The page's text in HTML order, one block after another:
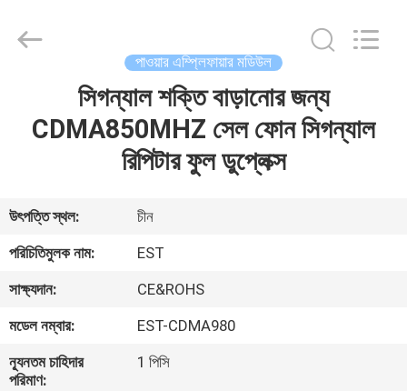
ভিডিও
সম্পর্কে
কারখানা
ELECTRONICS(HK)
CO.,LTD.
পাওয়ার এম্প্লিফায়ার মডিউল
সিগন্যাল শক্তি বাড়ানোর জন্য
CDMA850MHZ সেল ফোন সিগন্যাল
রিপিটার ফুল ডুপ্লেক্স
উৎপত্তি স্থল:
চীন
পরিচিতিমুলক নাম:
EST
সাক্ষ্যদান:
CE&ROHS
মডেল নম্বার:
EST-CDMA980
ন্যূনতম চাহিদার
পরিমাণ:
1 পিসি